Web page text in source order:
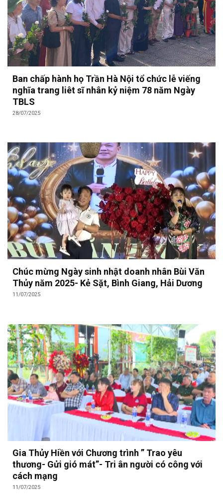
Ban chấp hành họ Trần Hà Nội tổ chức lễ viếng
nghĩa trang liêt sĩ nhân kỷ niệm 78 năm Ngày
TBLS
28/07/2025
Chúc mừng Ngày sinh nhật doanh nhân Bùi Văn
Thủy năm 2025- Kẻ Sặt, Bình Giang, Hải Dương
11/07/2025
Gia Thủy Hiền với Chương trình ” Trao yêu
thương- Gửi gió mát”- Tri ân người có công với
cách mạng
11/07/2025